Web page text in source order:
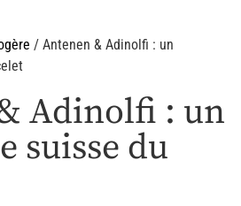
/ Antenen & Adinolfi : un
Adinolfi : un
suisse du